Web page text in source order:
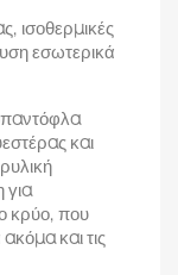
ισοθερμικές
εσωτερικά
και
για
κρύο, που
και τις